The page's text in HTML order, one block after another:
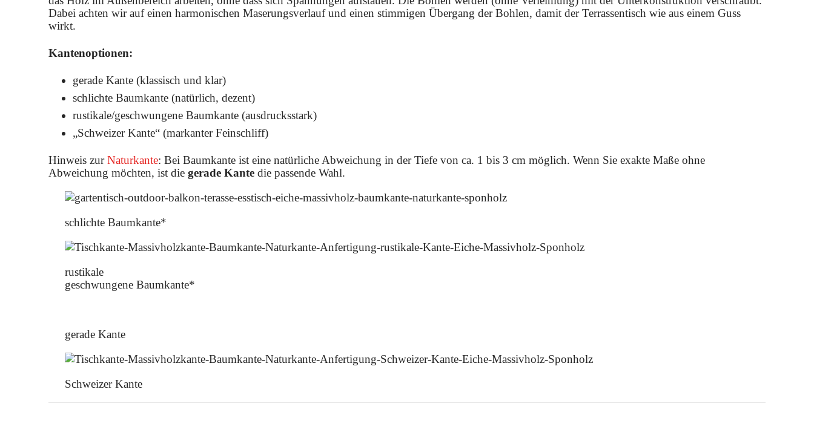
Dabei achten wir auf einen harmonischen Maserungsverlauf und einen stimmigen Übergang der Bohlen, damit der Terrassentisch wie aus einem Guss
wirkt.
Kantenoptionen:
gerade Kante (klassisch und klar)
schlichte Baumkante (natürlich, dezent)
rustikale/geschwungene Baumkante (ausdrucksstark)
„Schweizer Kante“ (markanter Feinschliff)
Hinweis zurNaturkante: Bei Baumkante ist eine natürliche Abweichung in der Tiefe von ca. 1 bis 3 cm möglich. Wenn Sie exakte Maße ohne
Abweichung möchten, ist die gerade Kante die passende Wahl.
schlichte Baumkante*
rustikale
geschwungene Baumkante*
gerade Kante
Schweizer Kante